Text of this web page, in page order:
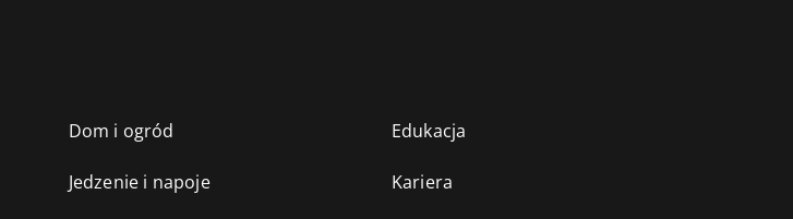
Dom i ogród Edukacja
Jedzenie i napoje Kariera